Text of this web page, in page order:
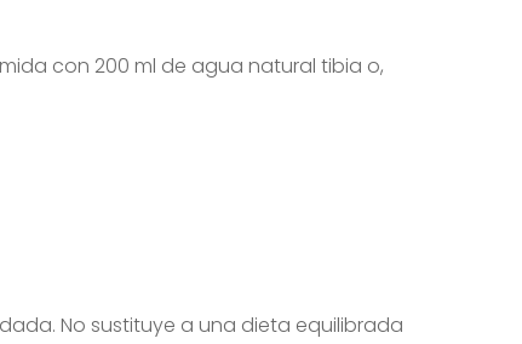
con 200 ml de agua natural tibia o,
No sustituye a una dieta equilibrada